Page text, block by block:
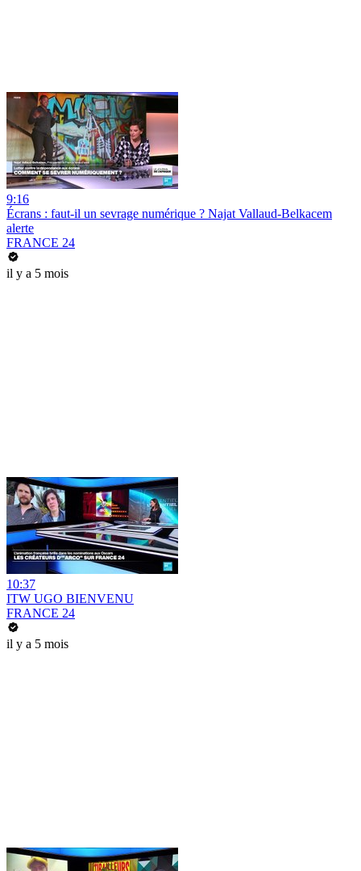
9:16
Écrans : faut-il un sevrage numérique ? Najat Vallaud-Belkacem
alerte
FRANCE 24
il y a 5 mois
10:37
ITW UGO BIENVENU
FRANCE 24
il y a 5 mois